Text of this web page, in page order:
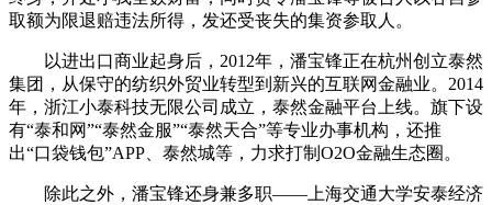
取额为限退赔违法所得，发还受丧失的集资参取人。
以进出口商业起身后，2012年，潘宝锋正在杭州创立泰然
集团，从保守的纺织外贸业转型到新兴的互联网金融业。2014
年，浙江小泰科技无限公司成立，泰然金融平台上线。旗下设
有“泰和网”“泰然金服”“泰然天合”等专业办事机构，还推
出“口袋钱包”APP、泰然城等，力求打制O2O金融生态圈。
除此之外，潘宝锋还身兼多职——上海交通大学安泰经济